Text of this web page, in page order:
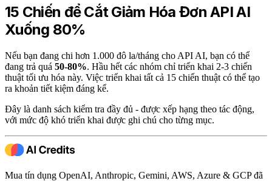
15 Chiến để Cắt Giảm Hóa Đơn API AI
Xuống 80%
Nếu bạn đang chi hơn 1.000 đô la/tháng cho API AI, bạn có thể
đang trả quá 50-80%. Hầu hết các nhóm chỉ triển khai 2-3 chiến
thuật tối ưu hóa này. Việc triển khai tất cả 15 chiến thuật có thể tạo
ra khoản tiết kiệm đáng kể.
Đây là danh sách kiểm tra đầy đủ - được xếp hạng theo tác động,
với mức độ khó triển khai được ghi chú cho từng mục.
Mua tín dụng OpenAI, Anthropic, Gemini, AWS, Azure & GCP đã